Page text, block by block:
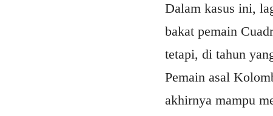
Dalam kasus ini,
bakat pemain
tetapi, di tahun
Pemain asal
akhirnya mampu